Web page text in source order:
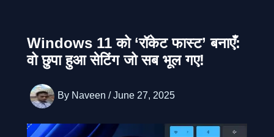
Windows 11 को ‘रॉकेट फास्ट’ बनाएँ:
वो छुपा हुआ सेटिंग जो सब भूल गए!
By Naveen /June 27, 2025